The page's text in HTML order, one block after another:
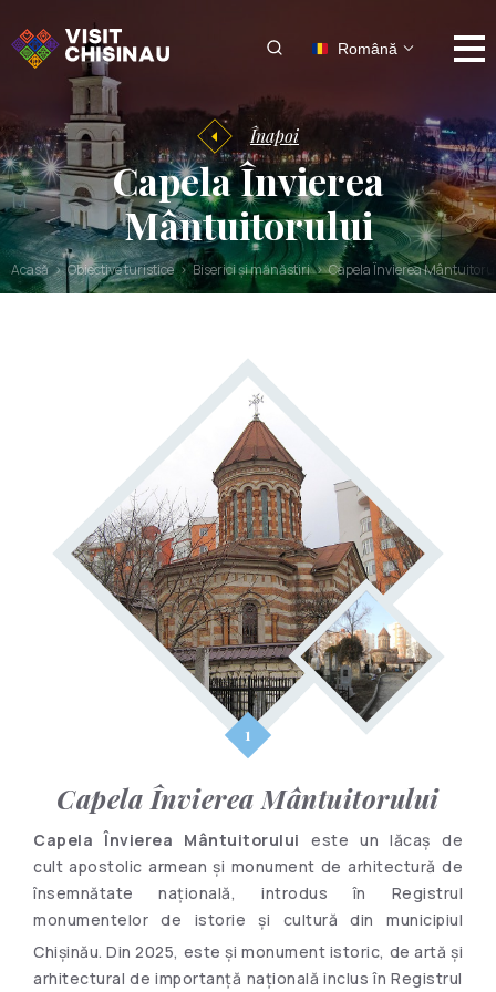
Română
Înapoi
Capela Învierea
Mântuitorului
Acasă Obiective turistice Biserici și mănăstiri Capela Învierea
Capela Învierea Mântuitorului
Capela Învierea Mântuitorului este un lăcaș de
cult apostolic armean și monument de arhitectură de
însemnătate națională, introdus în Registrul
monumentelor de istorie și cultură din municipiul
Chișinău.Din 2025, este și monument istoric, de artă și
arhitectural de importanță națională inclus în Registrul